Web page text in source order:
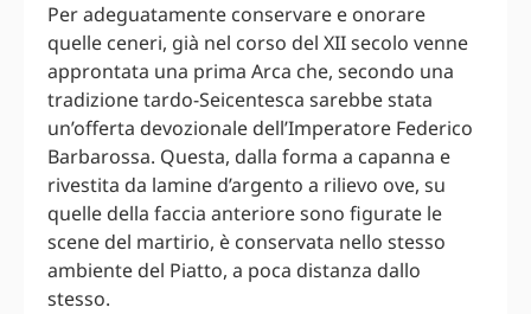
Per adeguatamente conservare e onorare
quelle ceneri, già nel corso del XII secolo venne
approntata una prima Arca che, secondo una
tradizione tardo-Seicentesca sarebbe stata
un’offerta devozionale dell’Imperatore Federico
Barbarossa. Questa, dalla forma a capanna e
rivestita da lamine d’argento a rilievo ove, su
quelle della faccia anteriore sono figurate le
scene del martirio, è conservata nello stesso
ambiente del Piatto, a poca distanza dallo
stesso.